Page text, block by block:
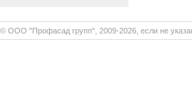
© ООО "Профасад групп", 2009-2026, если не